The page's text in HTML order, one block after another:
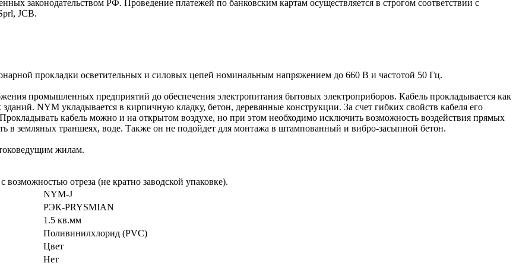
законодательством РФ. Проведение платежей по банковским картам осуществляется в строгом соответствии с
JCB.
прокладки осветительных и силовых цепей номинальным напряжением до 660 В и частотой 50 Гц.
промышленных предприятий до обеспечения электропитания бытовых электроприборов. Кабель прокладывается как
NYM укладывается в кирпичную кладку, бетон, деревянные конструкции. За счет гибких свойств кабеля его
кабель можно и на открытом воздухе, но при этом необходимо исключить возможность воздействия прямых
в земляных траншеях, воде. Также он не подойдет для монтажа в штампованный и вибро-засыпной бетон.
жилам.
отреза (не кратно заводской упаковке).
NYM-J
РЭК-PRYSMIAN
1.5 кв.мм
Поливинилхлорид (PVC)
Цвет
Нет